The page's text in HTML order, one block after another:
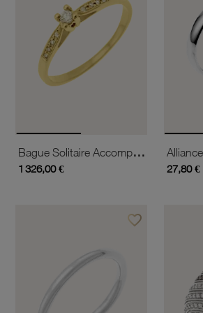
Bague Solitaire Accompagné En Or Jaune Diamants Serti 4 Griffes
1 326,00 € 27,80 €
favorite_borderAjouter à vos